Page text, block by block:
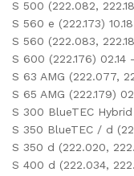
S 500 (222.082,
S 560 e (222.173)
S 560 (222.083,
S 600 (222.176) 02.14
S 63 AMG (222.077,
S 65 AMG (222.179)
S 300 BlueTEC
S 350 BlueTEC / d
S 350 d (222.020,
S 400 d (222.034,